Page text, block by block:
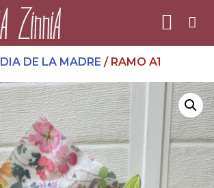
DIA DE LA MADRE / RAMO A1